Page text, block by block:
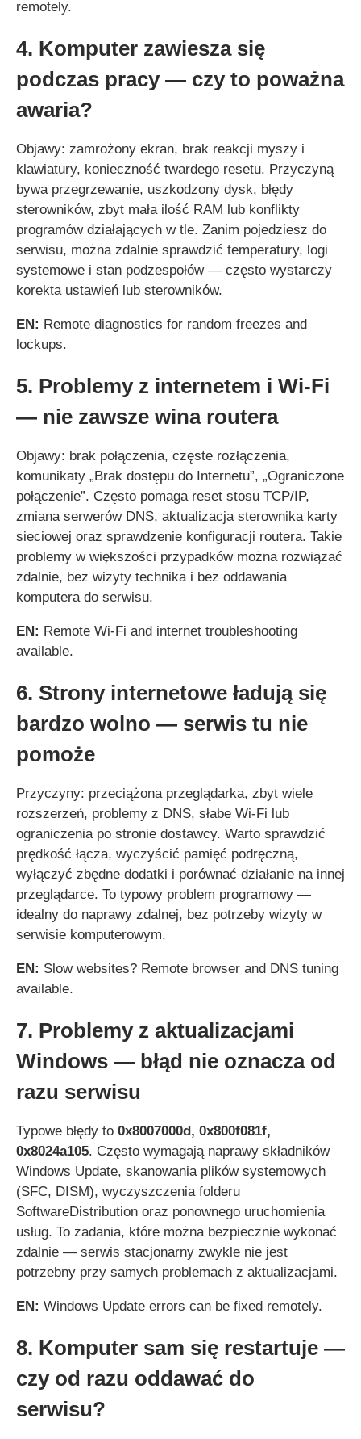
remotely.
4. Komputer zawiesza się
podczas pracy — czy to poważna
awaria?
Objawy: zamrożony ekran, brak reakcji myszy i
klawiatury, konieczność twardego resetu. Przyczyną
bywa przegrzewanie, uszkodzony dysk, błędy
sterowników, zbyt mała ilość RAM lub konflikty
programów działających w tle. Zanim pojedziesz do
serwisu, można zdalnie sprawdzić temperatury, logi
systemowe i stan podzespołów — często wystarczy
korekta ustawień lub sterowników.
EN: Remote diagnostics for random freezes and
lockups.
5. Problemy z internetem i Wi‑Fi
— nie zawsze wina routera
Objawy: brak połączenia, częste rozłączenia,
komunikaty „Brak dostępu do Internetu”, „Ograniczone
połączenie”. Często pomaga reset stosu TCP/IP,
zmiana serwerów DNS, aktualizacja sterownika karty
sieciowej oraz sprawdzenie konfiguracji routera. Takie
problemy w większości przypadków można rozwiązać
zdalnie, bez wizyty technika i bez oddawania
komputera do serwisu.
EN: Remote Wi‑Fi and internet troubleshooting
available.
6. Strony internetowe ładują się
bardzo wolno — serwis tu nie
pomoże
Przyczyny: przeciążona przeglądarka, zbyt wiele
rozszerzeń, problemy z DNS, słabe Wi‑Fi lub
ograniczenia po stronie dostawcy. Warto sprawdzić
prędkość łącza, wyczyścić pamięć podręczną,
wyłączyć zbędne dodatki i porównać działanie na innej
przeglądarce. To typowy problem programowy —
idealny do naprawy zdalnej, bez potrzeby wizyty w
serwisie komputerowym.
EN: Slow websites? Remote browser and DNS tuning
available.
7. Problemy z aktualizacjami
Windows — błąd nie oznacza od
razu serwisu
Typowe błędy to 0x8007000d, 0x800f081f,
0x8024a105. Często wymagają naprawy składników
Windows Update, skanowania plików systemowych
(SFC, DISM), wyczyszczenia folderu
SoftwareDistribution oraz ponownego uruchomienia
usług. To zadania, które można bezpiecznie wykonać
zdalnie — serwis stacjonarny zwykle nie jest
potrzebny przy samych problemach z aktualizacjami.
EN: Windows Update errors can be fixed remotely.
8. Komputer sam się restartuje —
czy od razu oddawać do
serwisu?